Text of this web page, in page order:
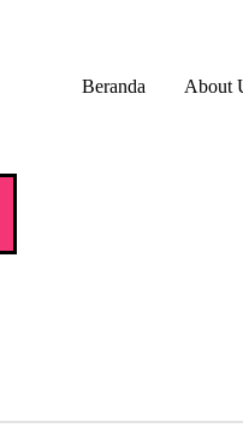
Beranda About